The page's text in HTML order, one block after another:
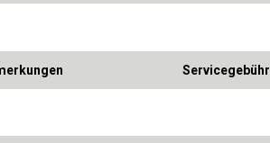
Servicegebühr